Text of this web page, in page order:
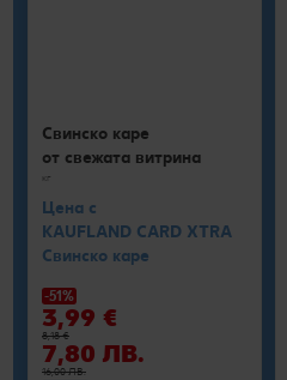
Свинско каре
от свежата витрина
кг
Цена с
KAUFLAND CARD XTRA
Свинско каре
-51%
3,99 €
8,18 €
7,80 ЛВ.
16,00 ЛВ.